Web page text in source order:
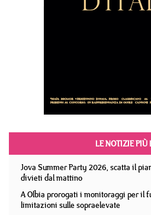
LE NOTIZIE PIÙ
Jova Summer Party 2026, scatta il
divieti dal mattino
A Olbia prorogati i monitoraggi per il
limitazioni sulle sopraelevate